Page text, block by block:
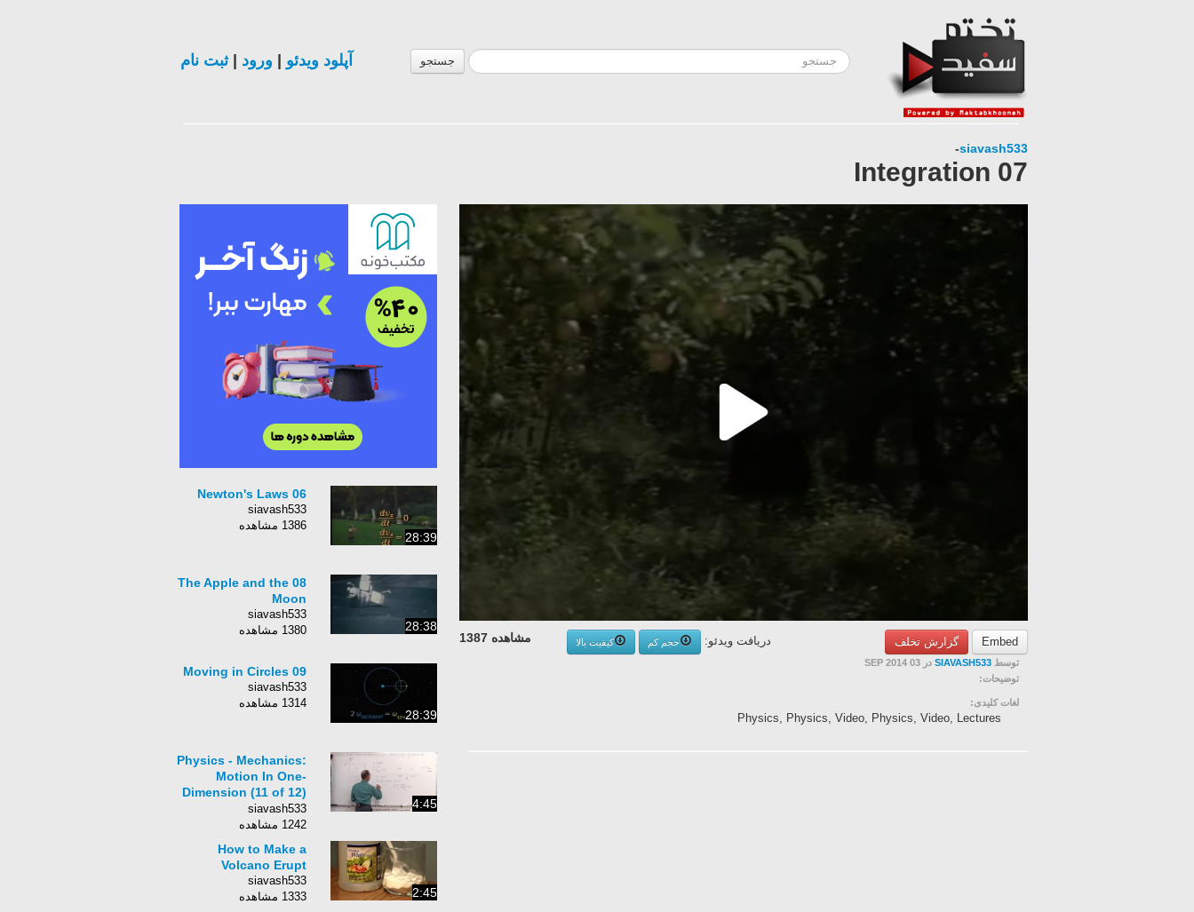
جستجو آپلود ویدئو ورود |ثبت نام
siavash533
-
07 Integration
Embed گزارش تخلف مشاهده 1387 دریافت ویدئو: حجم کم
کیفیت بالا
توسط SIAVASH533 در 03 SEP 2014
توضیحات:
لغات کلیدی:
Physics, Physics, Video, Physics, Video, Lectures
28:39
06 Newton's Laws
siavash533
1386 مشاهده
28:38
08 The Apple and the
Moon
siavash533
1380 مشاهده
28:39
09 Moving in Circles
siavash533
1314 مشاهده
4:45
Physics - Mechanics:
Motion In One-
Dimension (11 of 12)
Solve Graphically -
Ex. 11 The Bike Ride
siavash533
1242 مشاهده
2:45
How to Make a
Volcano Erupt
siavash533
1333 مشاهده